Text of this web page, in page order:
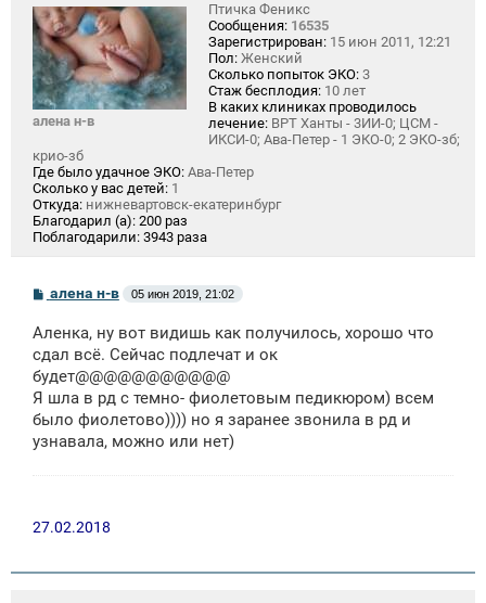
алена н-в
Птичка Феникс
Сообщения: 16535
Зарегистрирован: 15 июн 2011, 12:21
Пол: Женский
Сколько попыток ЭКО: 3
Стаж бесплодия: 10 лет
В каких клиниках проводилось
лечение: ВРТ Ханты - 3ИИ-0; ЦСМ -
ИКСИ-0; Ава-Петер - 1 ЭКО-0; 2 ЭКО-зб;
крио-зб
Где было удачное ЭКО: Ава-Петер
Сколько у вас детей: 1
Откуда: нижневартовск-екатеринбург
Благодарил (а): 200 раз
Поблагодарили: 3943 раза
С
б
щ
е
н
и
алена н-в 05 июн 2019, 21:02
Аленка, ну вот видишь как получилось, хорошо что
сдал всё. Сейчас подлечат и ок
будет@@@@@@@@@@@
Я шла в рд с темно- фиолетовым педикюром) всем
было фиолетово)))) но я заранее звонила в рд и
узнавала, можно или нет)
27.02.2018